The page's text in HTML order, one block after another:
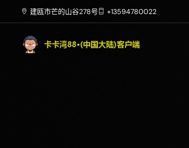
建瓯市芒的山谷278号 +13594780022